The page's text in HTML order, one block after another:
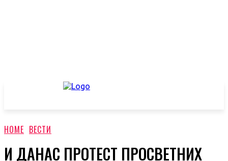
HOME ВЕСТИ
И ДАНАС ПРОТЕСТ ПРОСВЕТНИХ